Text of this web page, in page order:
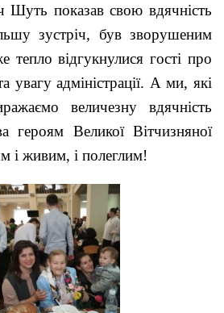
показав свою вдячність
зустріч, був зворушеним
відгукнулися гості про
увагу адміністрації. А ми, які
величезну вдячність
героям Великої Вітчизняної
і живим, і полеглим!